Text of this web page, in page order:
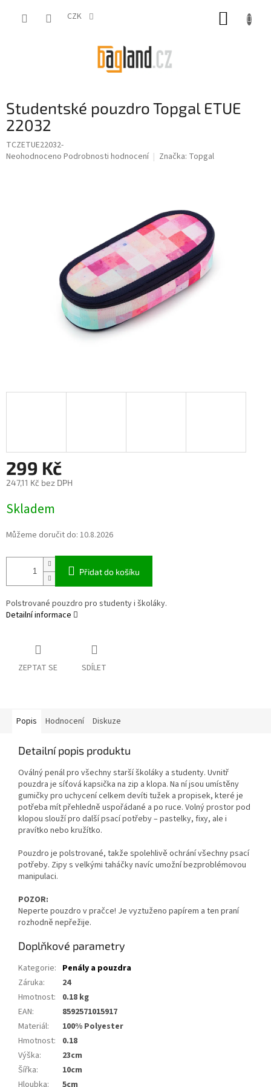
CZK
Studentské pouzdro Topgal ETUE
22032
TCZETUE22032-
Průměrné
Neohodnoceno Podrobnosti hodnocení Značka: Topgal
299 Kč
247,11 Kč bez DPH
cena:
Skladem
Můžeme doručit do: 10.8.2026
Přidat do košíku
Polstrované pouzdro pro studenty i školáky.
Detailní informace
ZEPTAT SE SDÍLET
Popis Hodnocení Diskuze
Detailní popis produktu
Oválný penál pro všechny starší školáky a studenty. Uvnitř
pouzdra je síťová kapsička na zip a klopa. Na ní jsou umístěny
gumičky pro uchycení celkem devíti tužek a propisek, které je
potřeba mít přehledně uspořádané a po ruce. Volný prostor pod
klopou slouží pro další psací potřeby – pastelky, fixy, ale i
pravítko nebo kružítko.
Pouzdro je polstrované, takže spolehlivě ochrání všechny psací
potřeby. Zipy s velkými taháčky navíc umožní bezproblémovou
manipulaci.
POZOR:
Neperte pouzdro v pračce! Je vyztuženo papírem a ten praní
rozhodně nepřežije.
Doplňkové parametry
Kategorie: Penály a pouzdra
Záruka:
24
Hmotnost:
0.18 kg
EAN:
8592571015917
Materiál:
100% Polyester
Hmotnost:
0.18
Výška:
23cm
Šířka:
10cm